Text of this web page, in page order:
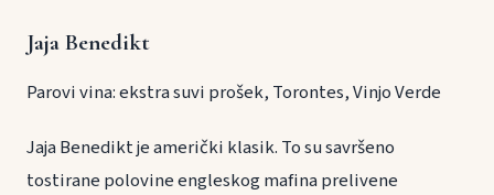
Jaja Benedikt
Parovi vina: ekstra suvi prošek, Torontes, Vinjo Verde
Jaja Benedikt je američki klasik. To su savršeno
tostirane polovine engleskog mafina prelivene